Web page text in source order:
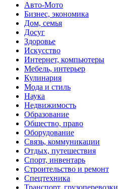
Авто-Мото
Бизнес, экономика
Дом, семья
Досуг
Здоровье
Искусство
Интернет, компьютеры
Мебель, интерьер
Кулинария
Мода и стиль
Наука
Недвижимость
Образование
Общество, право
Оборудование
Связь, коммуникации
Отдых, путешествия
Спорт, инвентарь
Строительство и ремонт
Спецтехника
Транспорт, грузоперевозки